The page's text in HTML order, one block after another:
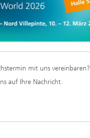
mit uns vereinbaren?
auf Ihre Nachricht.